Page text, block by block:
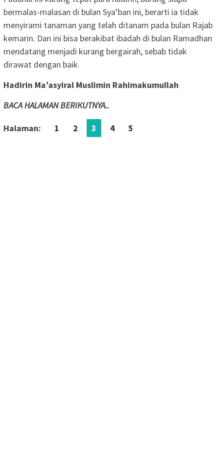
bermalas-malasan di bulan Sya’ban ini, berarti ia tidak
menyirami tanaman yang telah ditanam pada bulan Rajab
kemarin. Dan ini bisa berakibat ibadah di bulan Ramadhan
mendatang menjadi kurang bergairah, sebab tidak
dirawat dengan baik.
Hadirin Ma’asyiral Muslimin Rahimakumullah
BACA HALAMAN BERIKUTNYA..
Halaman: 1 2 3 4 5